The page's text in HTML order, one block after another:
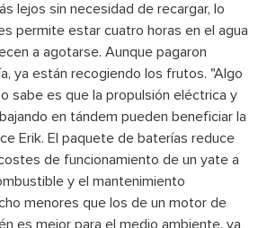
lejos sin necesidad de recargar, lo
permite estar cuatro horas en el agua
a agotarse. Aunque pagaron
ya están recogiendo los frutos. "Algo
sabe es que la propulsión eléctrica y
en tándem pueden beneficiar la
Erik. El paquete de baterías reduce
de funcionamiento de un yate a
y el mantenimiento
menores que los de un motor de
es mejor para el medio ambiente, ya